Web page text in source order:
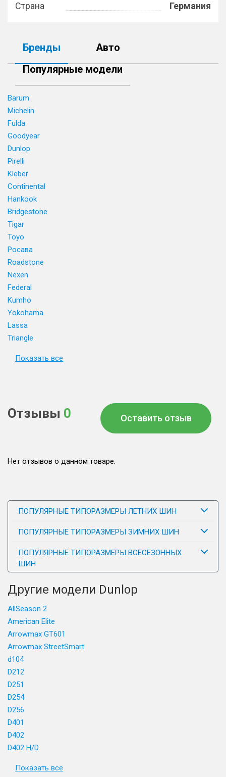
Страна
Германия
Бренды
Авто
Популярные модели
Barum
Michelin
Fulda
Goodyear
Dunlop
Pirelli
Kleber
Continental
Hankook
Bridgestone
Tigar
Toyo
Росава
Roadstone
Nexen
Federal
Kumho
Yokohama
Lassa
Triangle
Показать все
Отзывы 0 Оставить отзыв
Нет отзывов о данном товаре.
ПОПУЛЯРНЫЕ ТИПОРАЗМЕРЫ ЛЕТНИХ ШИН
ПОПУЛЯРНЫЕ ТИПОРАЗМЕРЫ ЗИМНИХ ШИН
ПОПУЛЯРНЫЕ ТИПОРАЗМЕРЫ ВСЕСЕЗОННЫХ
ШИН
Другие модели Dunlop
AllSeason 2
American Elite
Arrowmax GT601
Arrowmax StreetSmart
d104
D212
D251
D254
D256
D401
D402
D402 H/D
Показать все